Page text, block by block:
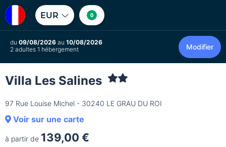
EUR 0
du 09/08/2026 au 10/08/2026
2 adultes 1 hébergement
Modifier
Villa Les Salines
97 Rue Louise Michel - 30240 LE GRAU DU ROI
Voir sur une carte
à partir de 139,00 €